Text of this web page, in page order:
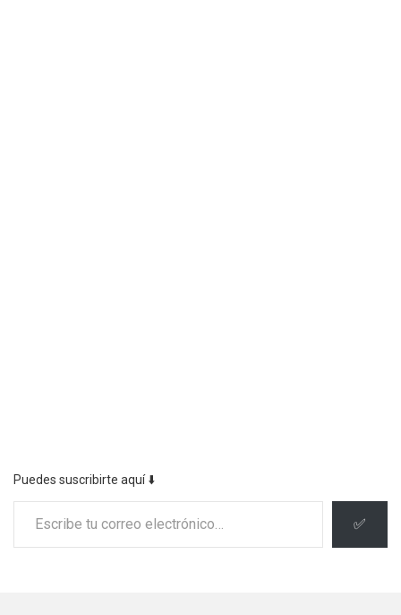
Puedes suscribirte aquí ⬇️
Escribe tu correo electrónico…
✅